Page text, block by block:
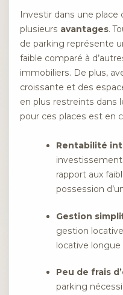
Investir dans une place
plusieurs avantages.
de parking représente
faible comparé à
immobiliers. De plus,
croissante et des
en plus restreints dans
pour ces places est en
Rentabilité
rapport aux
possession
Gestion
gestion
locative longue
Peu de frais
parking